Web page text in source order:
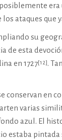
ataques que
su
de esta
en 1727[12].
conservan en
varias
azul. El
estaba